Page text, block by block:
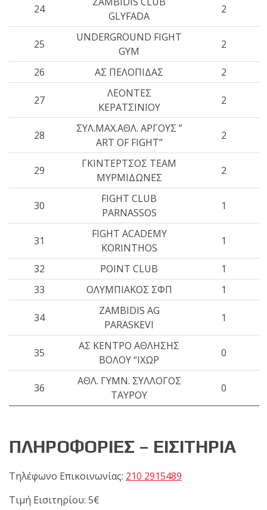
24
GLYFADA
2
25
UNDERGROUND FIGHT
GYM
2
26 ΑΣ ΠΕΛΟΠΙΔΑΣ 2
27
ΛΕΟΝΤΕΣ
ΚΕΡΑΤΣΙΝΙΟΥ
2
28
ΣΥΛ.ΜΑΧ.ΑΘΛ. ΑΡΓΟΥΣ ”
ART OF FIGHT”
2
29
ΓΚΙΝΤΕΡΤΣΟΣ ΤΕΑΜ
ΜΥΡΜΙΔΩΝΕΣ
2
30
FIGHT CLUB
PARNASSOS
1
31
FIGHT ACADEMY
KORINTHOS
1
32 POINT CLUB
1
33
ΟΛΥΜΠΙΑΚΟΣ ΣΦΠ 1
34
ZAMBIDIS AG
PARASKEVI
1
35
ΑΣ ΚΕΝΤΡΟ ΑΘΛΗΣΗΣ
ΒΟΛΟΥ “ΙΧΩΡ
0
36
ΑΘΛ. ΓΥΜΝ. ΣΥΛΛΟΓΟΣ
ΤΑΥΡΟΥ
0
ΠΛΗΡΟΦΟΡΙΕΣ – ΕΙΣΙΤΗΡΙΑ
Τηλέφωνο Επικοινωνίας: 210 2915489
Τιμή Εισιτηρίου: 5€